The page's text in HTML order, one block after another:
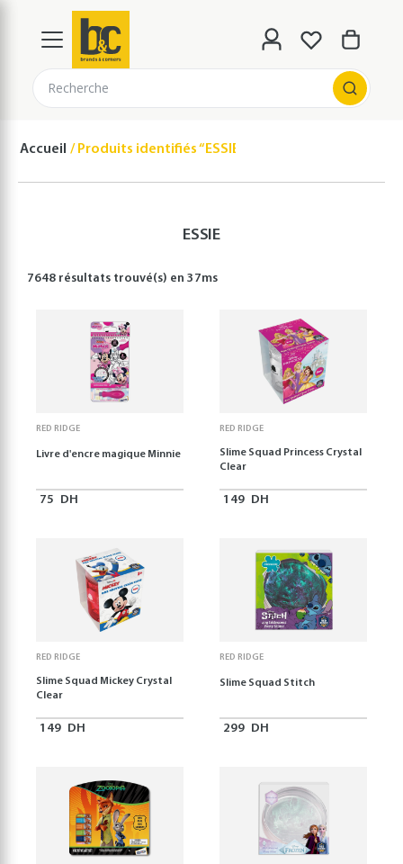
Recherche
Accueil Produits identifiés “ESSIE”
ESSIE
7648 résultats trouvé(s) en37ms
RED RIDGE
Livre d'encre magique Minnie
75 DH
RED RIDGE
Slime Squad Princess Crystal
Clear
149 DH
RED RIDGE
Slime Squad Mickey Crystal
Clear
149 DH
RED RIDGE
Slime Squad Stitch
299 DH